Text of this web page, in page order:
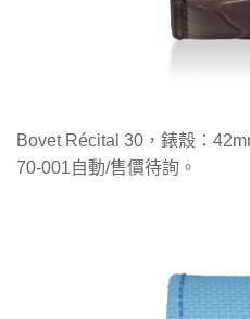
Bovet Récital 30，錶殼：
70-001自動/售價待詢。